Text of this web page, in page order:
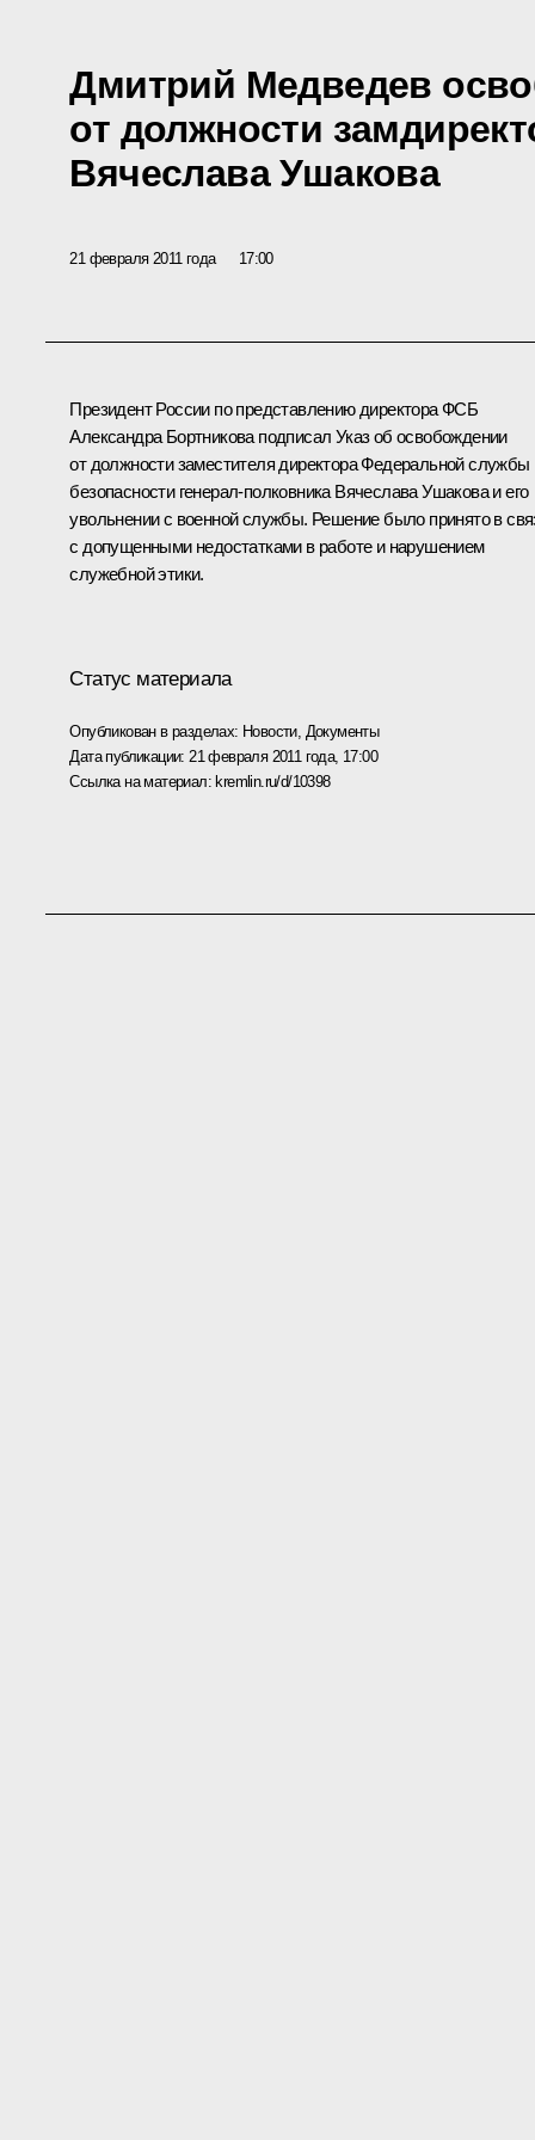
Дмитрий Медведев
от должности
Вячеслава Ушакова
21 февраля 2011 года 17:00
Президент России по представлению директора ФСБ
Александра Бортниковаподписал Указ об освобождении
от должности заместителя директора Федеральной службы
безопасности генерал-полковника Вячеслава Ушакова и его
увольнении с военной службы. Решение было принято в
с допущенными недостатками в работе и нарушением
служебной этики.
Статус материала
Опубликован в разделах: Новости, Документы
Дата публикации: 21 февраля 2011 года, 17:00
Ссылка на материал:kremlin.ru/d/10398